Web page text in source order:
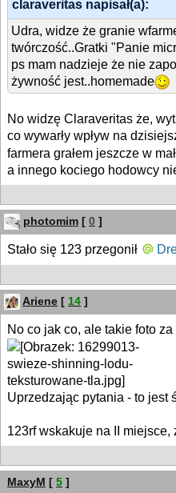
claraveritas napisał(a):
Udra, widze że granie
twórczość..Gratki "Panie
ps mam nadzieje że nie
żywność jest..homemade
No widzę Claraveritas że,
co wywarły wpływ na
farmera grałem jeszcze w
a innego kociego hodowcy
photomim [ 0 ]
Stało się 123 przegonił
Ariene [ 14 ]
No co jak co, ale takie foto za
Uprzedzając pytania - to jest
123rf wskakuje na II miejsce,
MaxyM [ 5 ]